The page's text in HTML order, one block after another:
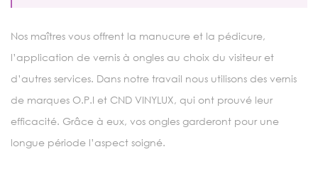
Nos maîtres vous offrent la manucure et la pédicure,
l’application de vernis à ongles au choix du visiteur et
d’autres services. Dans notre travail nous utilisons des vernis
de marques O.P.I et CND VINYLUX, qui ont prouvé leur
efficacité. Grâce à eux, vos ongles garderont pour une
longue période l’aspect soigné.